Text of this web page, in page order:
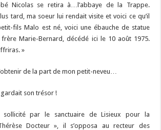
Nicolas se retira à…l’abbaye de la Trappe.
tard, ma soeur lui rendait visite et voici ce qu’il
fils Malo est né, voici une ébauche de statue
frère Marie-Bernard, décédé ici le 10 août 1975.
»
de la part de mon petit-neveu…
gardait son trésor !
sollicité par le sanctuaire de Lisieux pour la
Docteur », il s’opposa au recteur des